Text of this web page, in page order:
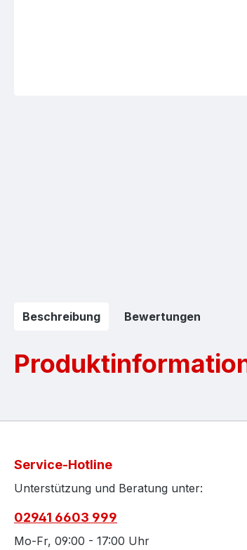
Beschreibung Bewertungen
Service-Hotline
Unterstützung und Beratung unter:
02941 6603 999
Mo-Fr, 09:00 - 17:00 Uhr